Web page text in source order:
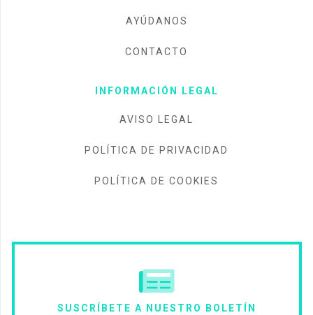
AYÚDANOS
CONTACTO
INFORMACIÓN LEGAL
AVISO LEGAL
POLÍTICA DE PRIVACIDAD
POLÍTICA DE COOKIES
SUSCRÍBETE A NUESTRO BOLETÍN